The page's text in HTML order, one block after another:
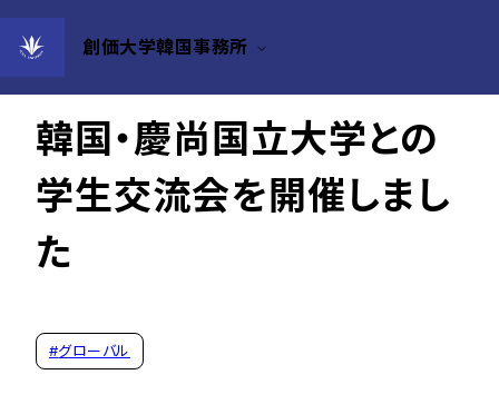
創価大学韓国事務所
2025年08月06日
韓国・慶尚国立大学との
学生交流会を開催しまし
た
#グローバル